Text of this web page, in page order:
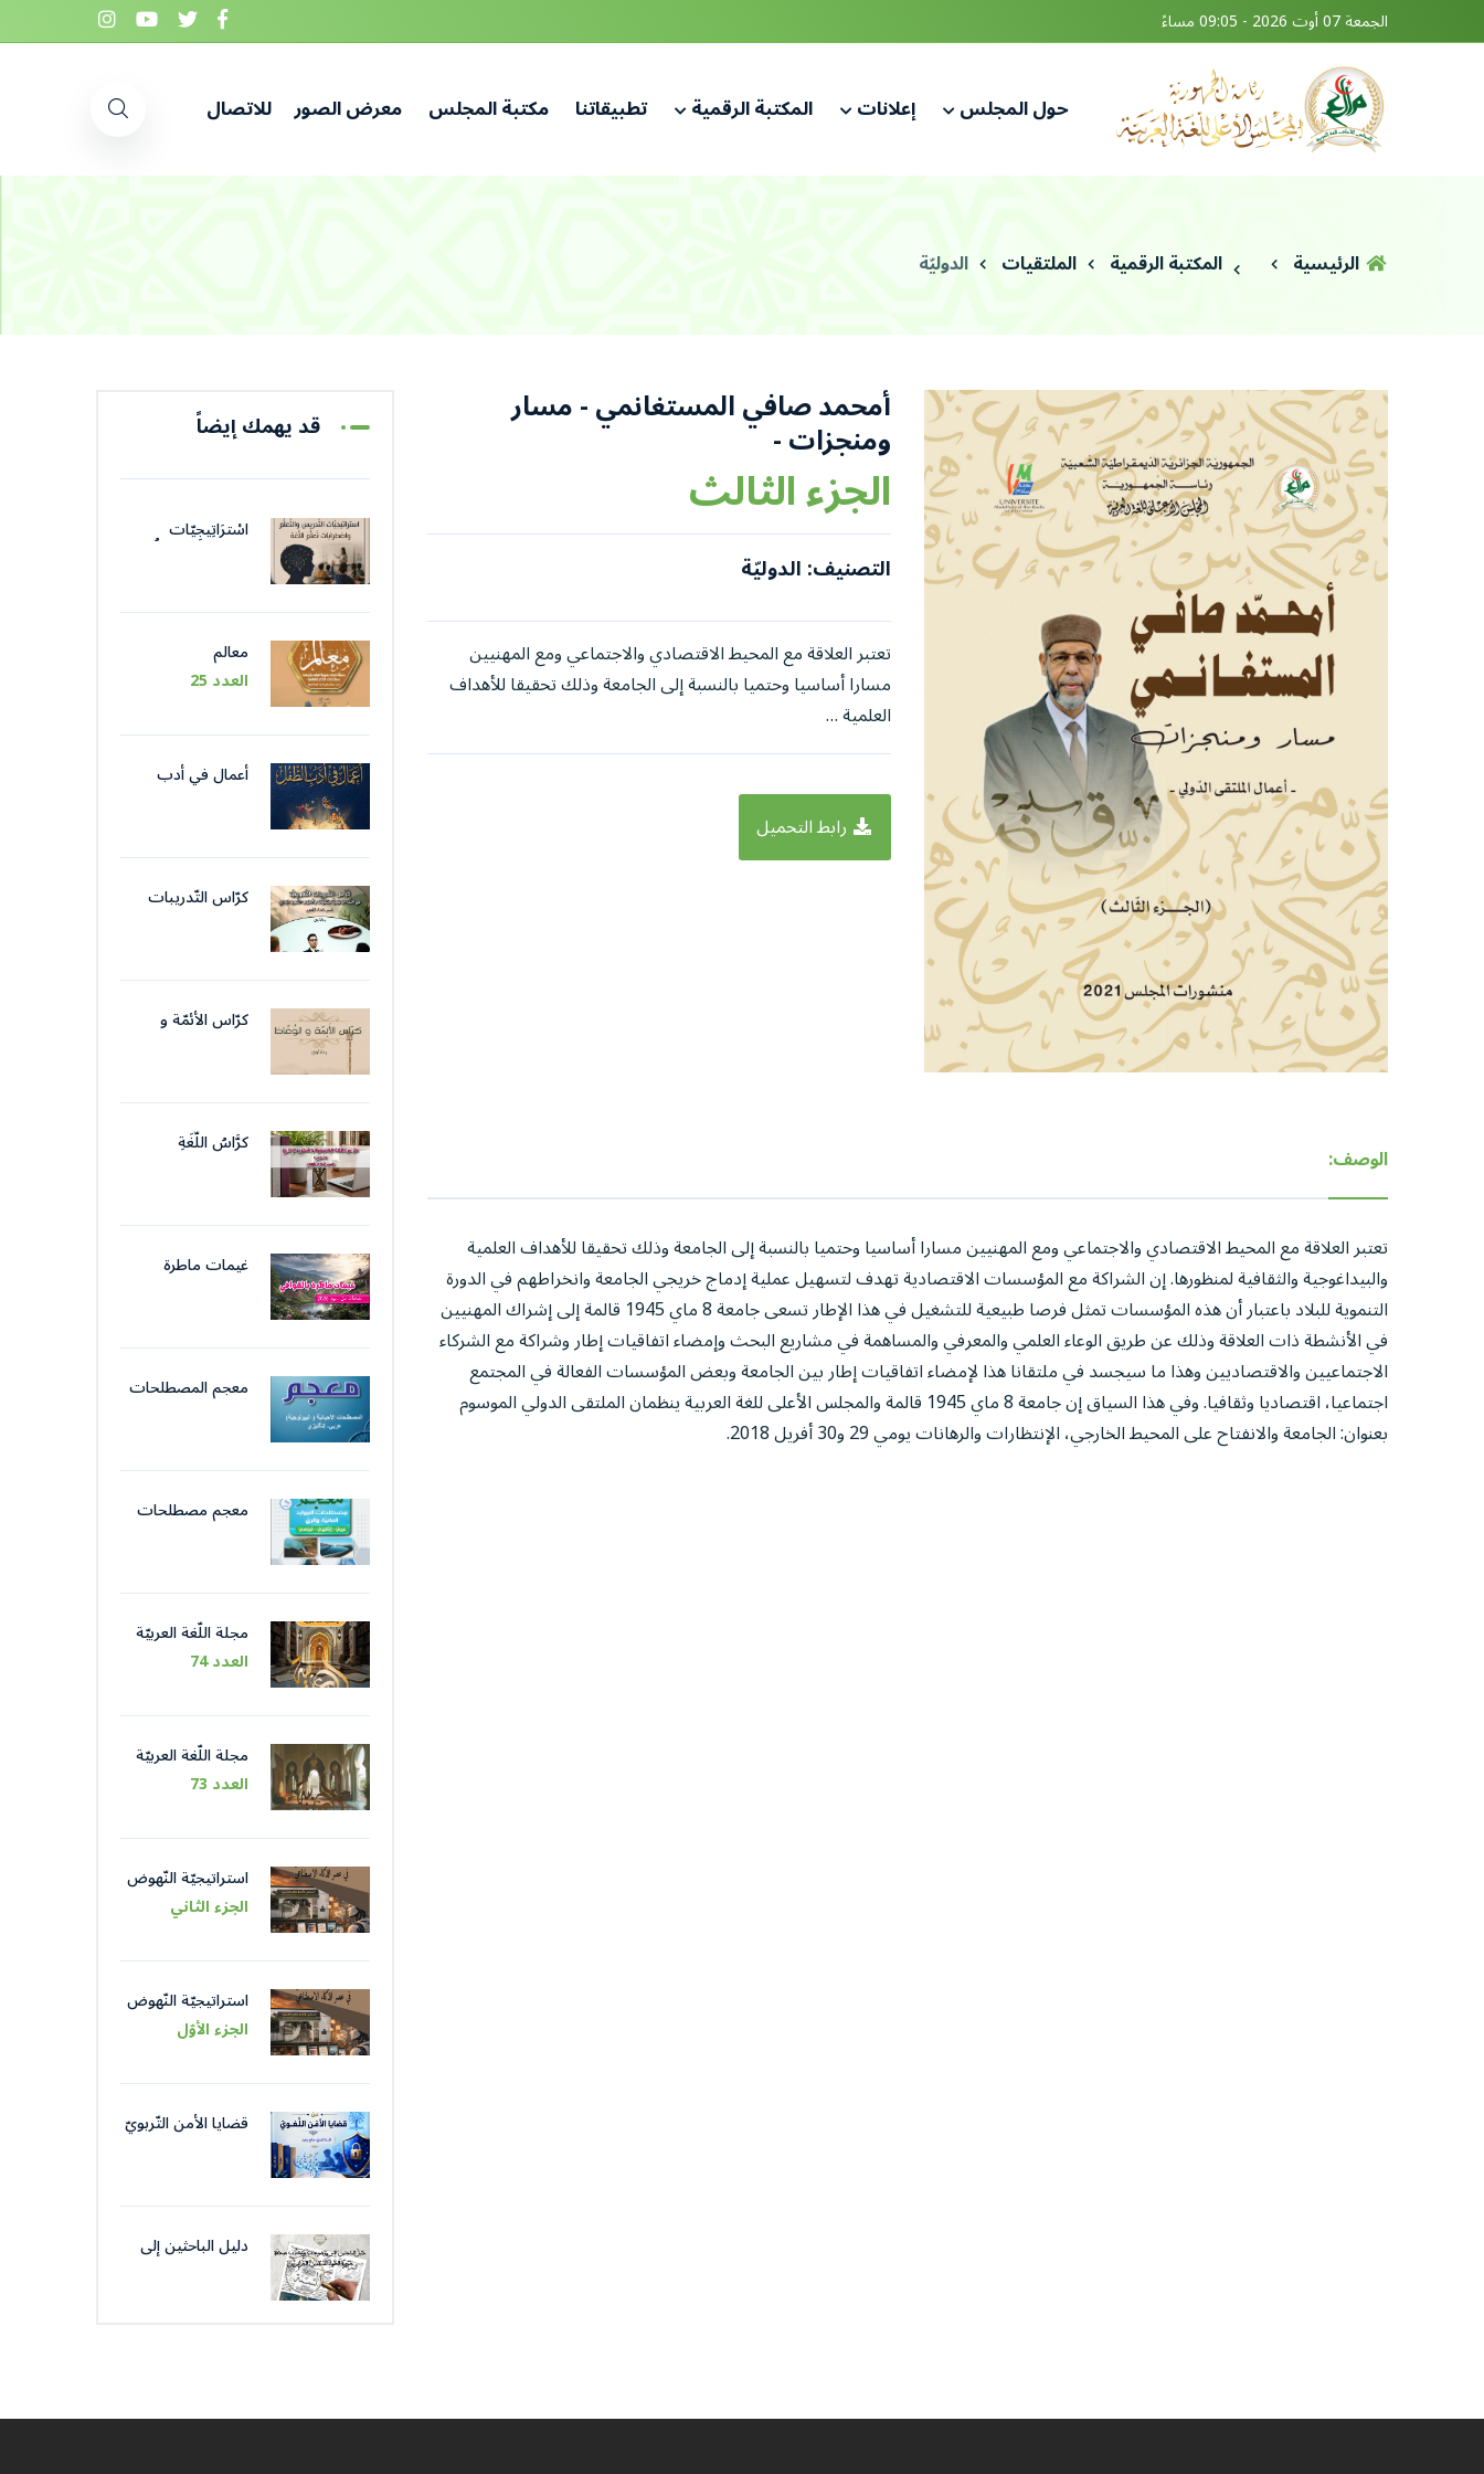
الجمعة 07 أوت 2026 - 09:05 مساءً
حول المجلس إعلانات المكتبة الرقمية تطبيقاتنا مكتبة المجلس معرض الصور للاتصال
الرئيسية المكتبة الرقمية الملتقيات الدوليّة
أمحمد صافي المستغانمي - مسار
ومنجزات -
الجزء الثالث
التصنيف: الدوليّة
تعتبر العلاقة مع المحيط الاقتصادي والاجتماعي ومع المهنيين
مسارا أساسيا وحتميا بالنسبة إلى الجامعة وذلك تحقيقا للأهداف
العلمية …
رابط التحميل
الوصف:
تعتبر العلاقة مع المحيط الاقتصادي والاجتماعي ومع المهنيين مسارا أساسيا وحتميا بالنسبة إلى الجامعة وذلك تحقيقا للأهداف العلمية
والبيداغوجية والثقافية لمنظورها. إن الشراكة مع المؤسسات الاقتصادية تهدف لتسهيل عملية إدماج خريجي الجامعة وانخراطهم في الدورة
التنموية للبلاد باعتبار أن هذه المؤسسات تمثل فرصا طبيعية للتشغيل في هذا الإطار تسعى جامعة 8 ماي 1945 قالمة إلى إشراك المهنيين
في الأنشطة ذات العلاقة وذلك عن طريق الوعاء العلمي والمعرفي والمساهمة في مشاريع البحث وإمضاء اتفاقيات إطار وشراكة مع الشركاء
الاجتماعيين والاقتصاديين وهذا ما سيجسد في ملتقانا هذا لإمضاء اتفاقيات إطار بين الجامعة وبعض المؤسسات الفعالة في المجتمع
اجتماعيا، اقتصاديا وثقافيا. وفي هذا السياق إن جامعة 8 ماي 1945 قالمة والمجلس الأعلى للغة العربية ينظمان الملتقى الدولي الموسوم
بعنوان: الجامعة والانفتاح على المحيط الخارجي، الإنتظارات والرهانات يومي 29 و30 أفريل 2018.
قد يهمك إيضاً
اسْترَاتِيجِيّات
معالم
العدد 25
أعمال في أدب
كرّاس التّدريبات
الإداريّ
كرّاس الأئمّة و
كرَّاسُ اللُّغَةِ
غيمات ماطرة
معجم المصطلحات
معجم مصطلحات
مجلة اللّغة العربيّة
العدد 74
مجلة اللّغة العربيّة
العدد 73
استراتيجيّة النّهوض
باللّغة العربيّة عبر
مؤسّساتها في عصر
الجزء الثاني
استراتيجيّة النّهوض
باللّغة العربيّة عبر
مؤسّساتها في عصر
الجزء الأوّل
قضايا الأمن التّربويّ
دليل الباحثين إلى